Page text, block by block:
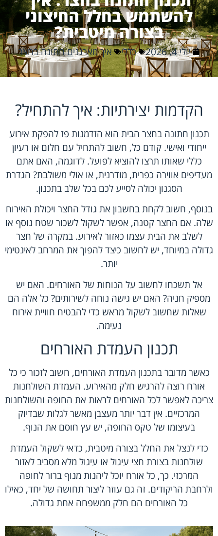
להשתמש בחלל החיצוני
בצורה מיטבית?
יולי 4, 2026 כללי איך מארגנים חתונה בחצר
הקדמות יצירתיות: איך להתחיל?
תכנון חתונה בחצר הבית הוא הזדמנות פז להפקת אירוע
ייחודי ואישי. קודם כל, חשוב להתחיל עם חלום או רעיון
כללי שאותו תרצו להוציא לפועל. לדוגמה, האם אתם
מעדיפים אווירה כפרית, מודרנית, או אולי משולבת? הגדרת
הסגנון יכולה לסייע לכם בכל שלב בתכנון.
בנוסף, חשוב לקחת בחשבון את גודל החצר ויכולת האירוח
שלה. אם החצר קטנה, אפשר לשקול לשכור שטח נוסף או
לשלב את הבית עצמו כאזור לאירוע. במקרה של חצר
גדולה במיוחד, יש לחשוב כיצד להפוך את המרחב לאינטימי
יותר.
אל תשכחו לחשוב על הנוחות של האורחים. האם יש
מספיק חניה? האם יש גישה נוחה לשירותים? כל אלה הם
שאלות שחשוב לשקול מראש כדי להבטיח חוויית אירוח
נעימה.
תכנון העמדת האורחים
כאשר מדובר בתכנון העמדת האורחים, חשוב לזכור כי כל
אורח רוצה להרגיש חלק מהאירוע. העמדת השולחנות
צריכה לאפשר לכל האורחים לראות את החופה והשולחנות
המרכזיים. אין דבר יותר מעצבן מאשר לגלות שבדיוק
בעיצומו של טקס החופה, יש עץ חוסם את הנוף.
כדי לנצל את החלל בצורה מיטבית, כדאי לשקול העמדת
שולחנות בצורת חצי עיגול או עיגול מלא מסביב לאזור
המרכזי. כך, כל אורח יוכל ליהנות מנוף ברור לחופה
ולרחבת הריקודים. זה גם עוזר ליצור תחושה של יחד, כאילו
כל האורחים הם חלק ממשפחה אחת גדולה.